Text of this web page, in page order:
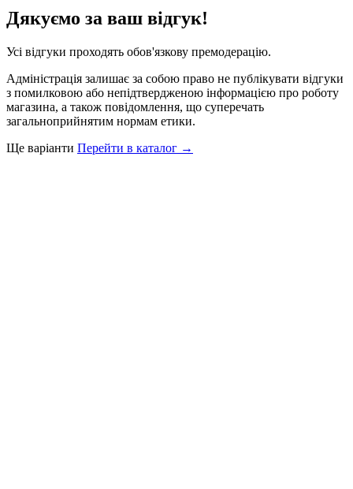
Дякуємо за ваш відгук!
Усі відгуки проходять обов'язкову премодерацію.
Адміністрація залишає за собою право не публікувати відгуки
з помилковою або непідтвердженою інформацією про роботу
магазина, а також повідомлення, що суперечать
загальноприйнятим нормам етики.
Ще варіанти Перейти в каталог →